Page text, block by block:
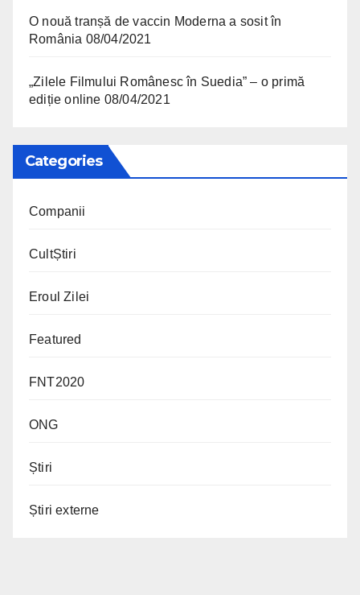
O nouă tranșă de vaccin Moderna a sosit în
România 08/04/2021
„Zilele Filmului Românesc în Suedia” – o primă
ediție online 08/04/2021
Categories
Companii
CultȘtiri
Eroul Zilei
Featured
FNT2020
ONG
Știri
Știri externe